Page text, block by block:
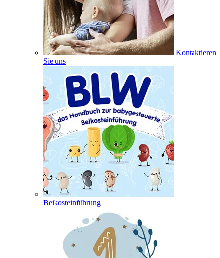
Kontaktieren
Sie uns
Beikosteinführung